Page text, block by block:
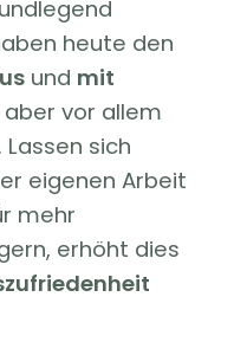
heute den
und mit
aber vor allem
sich
eigenen Arbeit
mehr
erhöht dies